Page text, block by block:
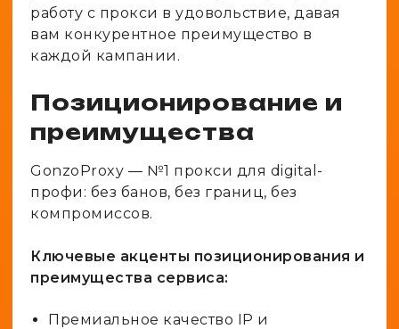
работу с прокси в удовольствие, давая
вам конкурентное преимущество в
каждой кампании.
Позиционирование и
преимущества
GonzoProxy — №1 прокси для digital-
профи: без банов, без границ, без
компромиссов.
Ключевые акценты позиционирования и
преимущества сервиса:
Премиальное качество IP и